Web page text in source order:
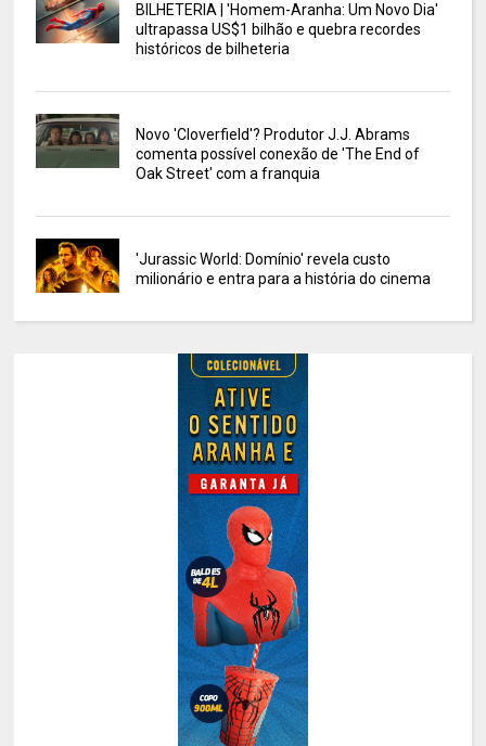
BILHETERIA | 'Homem-Aranha: Um Novo Dia'
ultrapassa US$1 bilhão e quebra recordes
históricos de bilheteria
Novo 'Cloverfield'? Produtor J.J. Abrams
comenta possível conexão de 'The End of
Oak Street' com a franquia
'Jurassic World: Domínio' revela custo
milionário e entra para a história do cinema